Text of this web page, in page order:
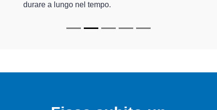
durare a lungo nel tempo.